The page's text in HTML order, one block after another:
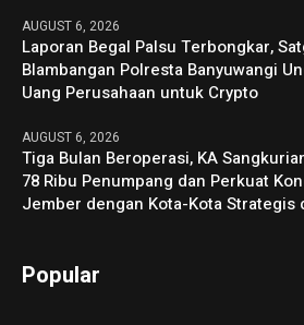
AUGUST 6, 2026
Laporan Begal Palsu Terbongkar,
Blambangan Polresta Banyuwangi
Uang Perusahaan untuk Crypto
AUGUST 6, 2026
Tiga Bulan Beroperasi, KA
78 Ribu Penumpang dan Perkuat
Jember dengan Kota-Kota Strategis
Popular